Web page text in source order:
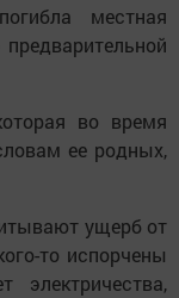
местная
во время
ее родных,
ущерб от
то испорчены
электричества,